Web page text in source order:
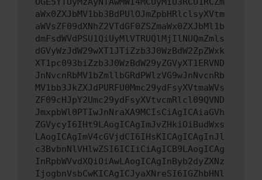
aWx0ZXJbMV1bb3BdPUlOJmZpbHRlclsyXVtm
aWVsZF09dXNhZ2VTdGF0ZSZmaWx0ZXJbMl1b
dmFsdWVdPSU1QiUyMlVTRUQlMjIlNUQmZmls
dGVyWzJdW29wXT1JTiZzb3J0WzBdW2ZpZWxk
XT1pc093biZzb3J0WzBdW29yZGVyXT1ERVND
JnNvcnRbMV1bZmllbGRdPWlzVG9wJnNvcnRb
MV1bb3JkZXJdPURFU0Mmc29ydFsyXVtmaWVs
ZF09cHJpY2Umc29ydFsyXVtvcmRlcl09QVND
JmxpbWl0PTIwJnNraXA9MCIsCiAgICAiaGVh
ZGVycyI6IHt9LAogICAgImJvZHkiOiBudWxs
LAogICAgImV4cGVjdCI6IHsKICAgICAgInJl
c3BvbnNlVHlwZSI6ICIiCiAgICB9LAogICAg
InRpbWVvdXQiOiAwLAogICAgInByb2dyZXNz
IjogbnVsbCwKICAgICJyaXNreSI6IGZhbHNl